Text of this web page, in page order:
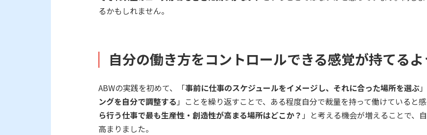
るかもしれません。
自分の働き方をコントロールできる感覚が持てる
ABWの実践を初めて、「事前に仕事のスケジュールをイメージし、それに合った場所を選ぶ
ングを自分で調整する 」ことを繰り返すことで、ある程度自分で裁量を持って働けていると
ら行う仕事で最も生産性・創造性が高まる場所はどこか？ 」と考える機会が増えることで、
高まりました。